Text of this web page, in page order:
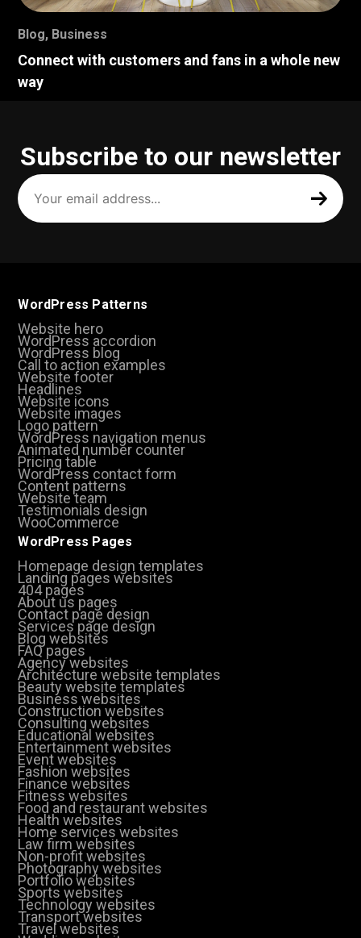
Blog, Business
Connect with customers and fans in a whole new
way
Subscribe to our newsletter
Your
email
address
(Required)
WordPress Patterns
Website hero
WordPress accordion
WordPress blog
Call to action examples
Website footer
Headlines
Website icons
Website images
Logo pattern
WordPress navigation menus
Animated number counter
Pricing table
WordPress contact form
Content patterns
Website team
Testimonials design
WooCommerce
WordPress Pages
Homepage design templates
Landing pages websites
404 pages
About us pages
Contact page design
Services page design
Blog websites
FAQ pages
Agency websites
Architecture website templates
Beauty website templates
Business websites
Construction websites
Consulting websites
Educational websites
Entertainment websites
Event websites
Fashion websites
Finance websites
Fitness websites
Food and restaurant websites
Health websites
Home services websites
Law firm websites
Non-profit websites
Photography websites
Portfolio websites
Sports websites
Technology websites
Transport websites
Travel websites